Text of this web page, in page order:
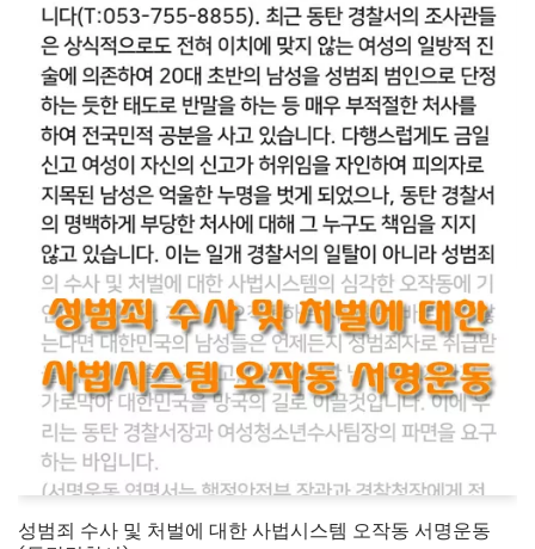
성범죄 수사 및 처벌에 대한 사법시스템 오작동 서명운동